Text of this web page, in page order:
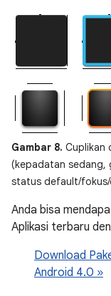
Gambar 8. Cuplikan
(kepadatan sedang,
status default/
Anda bisa
Aplikasi terbaru
Download
Android 4.0 »